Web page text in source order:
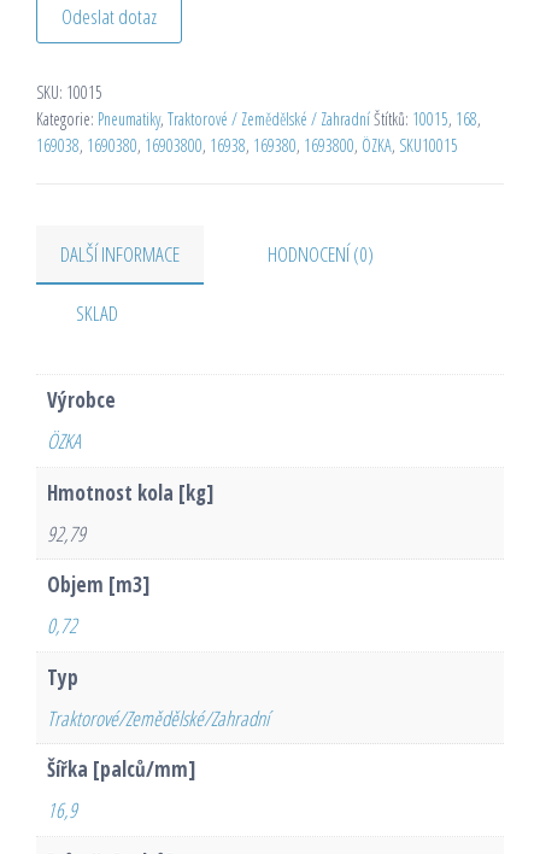
Odeslat dotaz
SKU: 10015
Kategorie: Pneumatiky, Traktorové / Zemědělské / ZahradníŠtítků: 10015, 168,
169038, 1690380, 16903800, 16938, 169380, 1693800, ÖZKA, SKU10015
DALŠÍ INFORMACE HODNOCENÍ (0)
SKLAD
Výrobce
ÖZKA
Hmotnost kola [kg]
92,79
Objem [m3]
0,72
Typ
Traktorové/Zemědělské/Zahradní
Šířka [palců/mm]
16,9